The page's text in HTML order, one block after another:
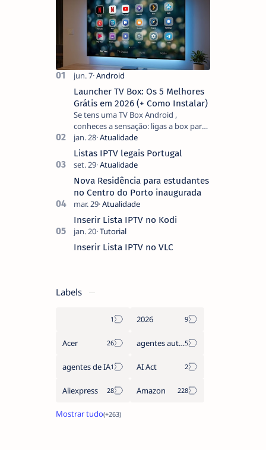
Launcher TV Box: Os 5 Melhores
Grátis em 2026 (+ Como Instalar)
Se tens uma TV Box Android ,
conheces a sensação: ligas a box para
ver um filme e o ecrã inicial está
coberto de sugestões que não
pediste, ban…
Listas IPTV legais Portugal
Nova Residência para estudantes
no Centro do Porto inaugurada
Inserir Lista IPTV no Kodi
Inserir Lista IPTV no VLC
Labels
2026
Acer agentes autónomos
agentes de IA AI Act
Aliexpress Amazon